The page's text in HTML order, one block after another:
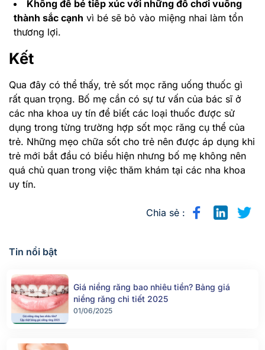
Không để bé tiếp xúc với những đồ chơi vuông
thành sắc cạnh vì bé sẽ bỏ vào miệng nhai làm tổn
thương lợi.
Kết
Qua đây có thể thấy, trẻ sốt mọc răng uống thuốc gì
rất quan trọng. Bố mẹ cần có sự tư vấn của bác sĩ ở
các nha khoa uy tín để biết các loại thuốc được sử
dụng trong từng trường hợp sốt mọc răng cụ thể của
trẻ. Những mẹo chữa sốt cho trẻ nên được áp dụng khi
trẻ mới bắt đầu có biểu hiện nhưng bố mẹ không nên
quá chủ quan trong việc thăm khám tại các nha khoa
uy tín.
Chia sẻ :
Tin nổi bật
Giá niềng răng bao nhiêu tiền? Bảng giá
niềng răng chi tiết 2025
01/06/2025